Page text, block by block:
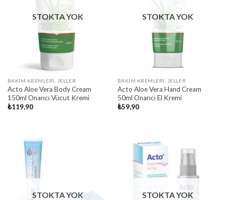
STOKTA YOK
BAKIM KREMLERI, JELLER
Acto Aloe Vera Body Cream
150ml Onarıcı Vücut Kremi
₺119,90
STOKTA YOK
BAKIM KREMLERI, JELLER
Acto Aloe Vera Hand Cream
50ml Onarıcı El Kremi
₺59,90
STOKTA YOK STOKTA YOK